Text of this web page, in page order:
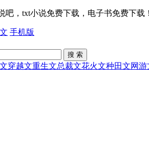
吧，txt小说免费下载，电子书免费下载
手机版
穿越文重生文总裁文花火文种田文网游